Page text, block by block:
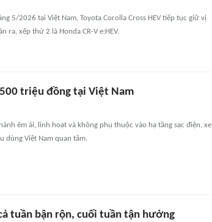
5/2026 tại Việt Nam, Toyota Corolla Cross HEV tiếp tục giữ vị
ra, xếp thứ 2 là Honda CR-V e:HEV.
triệu đồng tại Việt Nam
êm ái, linh hoạt và không phụ thuộc vào hạ tầng sạc điện, xe
dùng Việt Nam quan tâm.
tuần bận rộn, cuối tuần tận hưởng